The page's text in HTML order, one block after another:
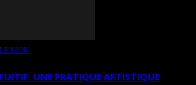
UNE PRATIQUE ARTISTIQUE